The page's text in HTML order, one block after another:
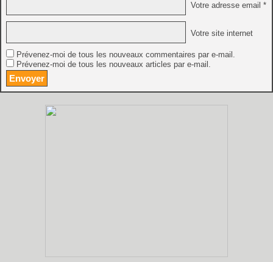
Votre adresse email *
Votre site internet
Prévenez-moi de tous les nouveaux commentaires par e-mail.
Prévenez-moi de tous les nouveaux articles par e-mail.